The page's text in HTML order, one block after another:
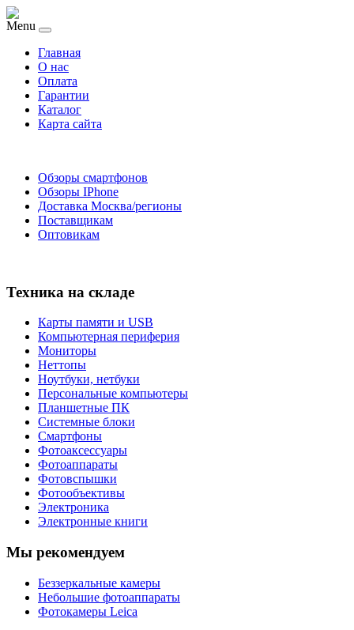
Menu
Главная
O нас
Оплата
Гарантии
Каталог
Карта сайта
Обзоры смартфонов
Обзоры IPhone
Доставка Москва/регионы
Поставщикам
Оптовикам
Техника на складе
Карты памяти и USB
Компьютерная периферия
Мониторы
Неттопы
Ноутбуки, нетбуки
Персональные компьютеры
Планшетные ПК
Системные блоки
Смартфоны
Фотоаксессуары
Фотоаппараты
Фотовспышки
Фотообъективы
Электроника
Электронные книги
Мы рекомендуем
Беззеркальные камеры
Небольшие фотоаппараты
Фотокамеры Leica